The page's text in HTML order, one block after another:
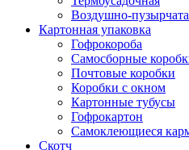
Воздушно-
Картонная упаковка
Гофрокороба
Самосборные
Почтовые коробки
Коробки с окном
Картонные тубусы
Гофрокартон
Самоклеющиеся
Скотч